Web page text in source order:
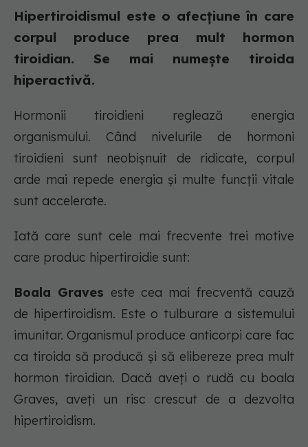
Hipertiroidismul este o afecțiune în care
corpul produce prea mult hormon
tiroidian. Se mai numește tiroida
hiperactivă.
Hormonii tiroidieni reglează energia
organismului. Când nivelurile de hormoni
tiroidieni sunt neobișnuit de ridicate, corpul
arde mai repede energia și multe funcții vitale
sunt accelerate.
Iată care sunt cele mai frecvente trei motive
care produc hipertiroidie sunt:
Boala Graves este cea mai frecventă cauză
de hipertiroidism. Este o tulburare a sistemului
imunitar. Organismul produce anticorpi care fac
ca tiroida să producă și să elibereze prea mult
hormon tiroidian. Dacă aveți o rudă cu boala
Graves, aveți un risc crescut de a dezvolta
hipertiroidism.